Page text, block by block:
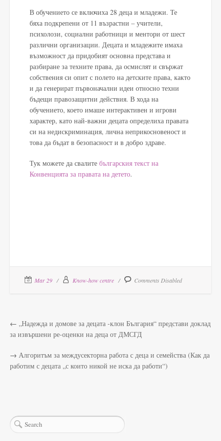
В обучението се включиха 28 деца и младежи. Те
бяха подкрепени от 11 възрастни – учители,
психолози, социални работници и ментори от шест
различни организации. Децата и младежите имаха
възможност да придобият основна представа и
разбиране за техните права, да осмислят и свържат
собствения си опит с полето на детските права, както
и да генерират първоначални идеи относно техни
бъдещи правозащитни действия. В хода на
обучението, което имаше интерактивен и игрови
характер, като най-важни децата определиха правата
си на недискриминация, лична неприкосновеност и
това да бъдат в безопасност и в добро здраве.
Тук можете да свалите българския текст на
Конвенцията за правата на детето.
Mar 29 Know-how centre Comments Disabled
← „Надежда и домове за децата -клон България“ представи доклад
за извършени ре-оценки на деца от ДМСГД
→ Алгоритъм за междусекторна работа с деца и семейства (Как да
работим с децата „с които никой не иска да работи“)